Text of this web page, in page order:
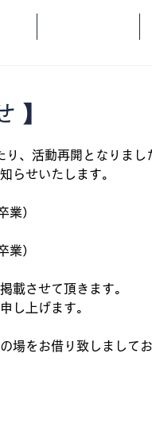
】
、活動再開となりまし
らせいたします。
業）
業）
載させて頂きます。
し上げます。
場をお借り致しまして